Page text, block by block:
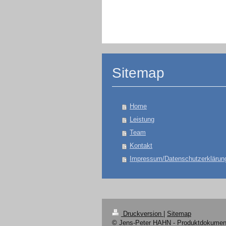
Sitemap
Home
Leistung
Team
Kontakt
Impressum/
Druckversion
Sitemap
© Jens-Peter HAHN -